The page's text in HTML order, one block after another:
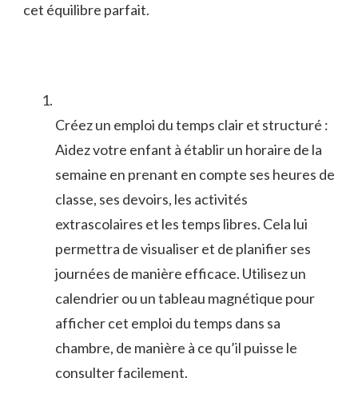
cet équilibre parfait.
Créez un emploi du temps clair et structuré ⁢:
Aidez votre‌ enfant à ​établir ⁣un horaire de la
semaine en prenant‌ en compte​ ses heures de
classe, ‍ses devoirs,‌ les ‌activités
extrascolaires et les temps libres. Cela lui
permettra de visualiser et de planifier ses
journées de‌ manière efficace. Utilisez un
calendrier ou un tableau magnétique pour
afficher cet emploi du temps dans sa
chambre, de manière à ce qu’il puisse le
consulter facilement.